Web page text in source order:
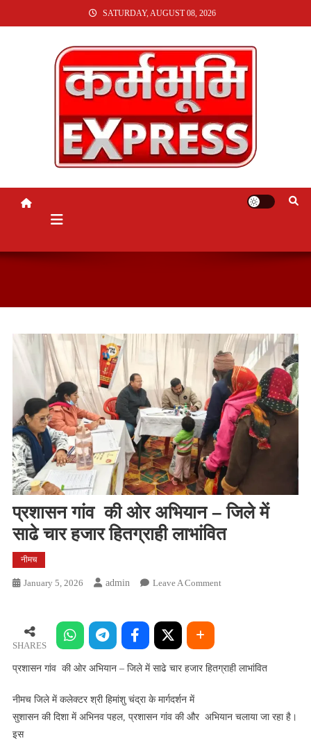
TO
SATURDAY, AUGUST 08, 2026
KARMABHUMI EXPRESS
प्रशासन गांव की ओर अभियान – जिले में
साढे चार हजार हितग्राही लाभांवित
नीमच
January 5, 2026 Admin Leave A CommentOn
जिले
SHARES
प्रशासन गांव की ओर अभियान – जिले में साढे चार हजार हितग्राही लाभांवित
नीमच जिले में कलेक्टर श्री हिमांशु चंद्रा के मार्गदर्शन में
सुशासन की दिशा में अभिनव पहल, प्रशासन गांव की और अभियान चलाया जा रहा है।
इस